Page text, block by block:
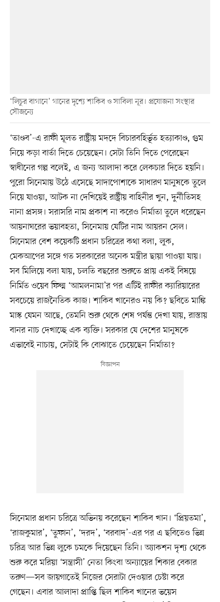
‘লিচুর বাগানে’ গানের দৃশ্যে শাকিব ও সাবিলা নূর। প্রযোজনা সংস্থার
সৌজন্যে
‘তাণ্ডব’-এ রাফী মূলত রাষ্ট্রীয় মদদে বিচারবহির্ভূত হত্যাকাণ্ড, গুম
নিয়ে কড়া বার্তা দিতে চেয়েছেন। সেটা তিনি দিতে পেরেছেন
স্বাধীনের গল্প বলেই, এ জন্য আলাদা করে লেকচার দিতে হয়নি।
পুরো সিনেমায় উঠে এসেছে সাদাপোশাকে সাধারণ মানুষকে তুলে
নিয়ে যাওয়া, আটক না দেখিয়েই রাষ্ট্রীয় বাহিনীর খুন, দুর্নীতিসহ
নানা প্রসঙ্গ। সরাসরি নাম প্রকাশ না করেও নির্মাতা তুলে ধরেছেন
আয়নাঘরের ভয়াবহতা, সিনেমায় যেটির নাম আয়রন সেল।
সিনেমার বেশ কয়েকটি প্রধান চরিত্রের কথা বলা, লুক,
মেকআপের সঙ্গে গত সরকারের অনেক মন্ত্রীর ছায়া পাওয়া যায়।
সব মিলিয়ে বলা যায়, চলতি বছরের শুরুতে প্রায় একই বিষয়ে
নির্মিত ওয়েব ফিল্ম ‘আমলনামা’র পর এটিই রাফীর ক্যারিয়ারের
সবচেয়ে রাজনৈতিক কাজ। শাকিব খানেরও নয় কি? ছবিতে মাঙ্কি
মাস্ক যেমন আছে, তেমনি শুরু থেকে শেষ পর্যন্ত দেখা যায়, রাস্তায়
বানর নাচ দেখাচ্ছে এক ব্যক্তি। সরকার যে দেশের মানুষকে
এভাবেই নাচায়, সেটাই কি বোঝাতে চেয়েছেন নির্মাতা?
সিনেমার প্রধান চরিত্রে অভিনয় করেছেন শাকিব খান। ‘প্রিয়তমা’,
‘রাজকুমার’, ‘তুফান’, ‘দরদ’, ‘বরবাদ’-এর পর এ ছবিতেও ভিন্ন
চরিত্র আর ভিন্ন লুকে চমকে দিয়েছেন তিনি। অ্যাকশন দৃশ্য থেকে
শুরু করে মরিয়া ‘সন্ত্রাসী’ নেতা কিংবা অন্যায়ের শিকার বেকার
তরুণ—সব জায়গাতেই নিজের সেরাটা দেওয়ার চেষ্টা করে
গেছেন। এবার আলাদা প্রাপ্তি ছিল শাকিব খানের ভয়েস